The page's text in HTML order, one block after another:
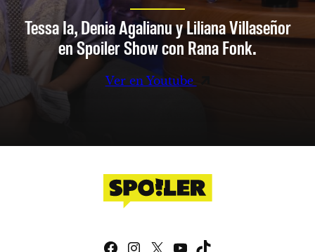
Tessa Ia, Denia Agalianu y Liliana Villaseñor
en Spoiler Show con Rana Fonk.
Ver en Youtube
Facebook
Instagram
X YouTube